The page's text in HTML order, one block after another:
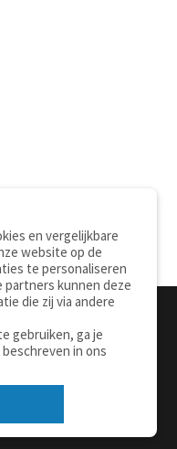
deze site
en vergelijkbare
website op de
te personaliseren
partners kunnen deze
die zij via andere
gebruiken, ga je
in ons